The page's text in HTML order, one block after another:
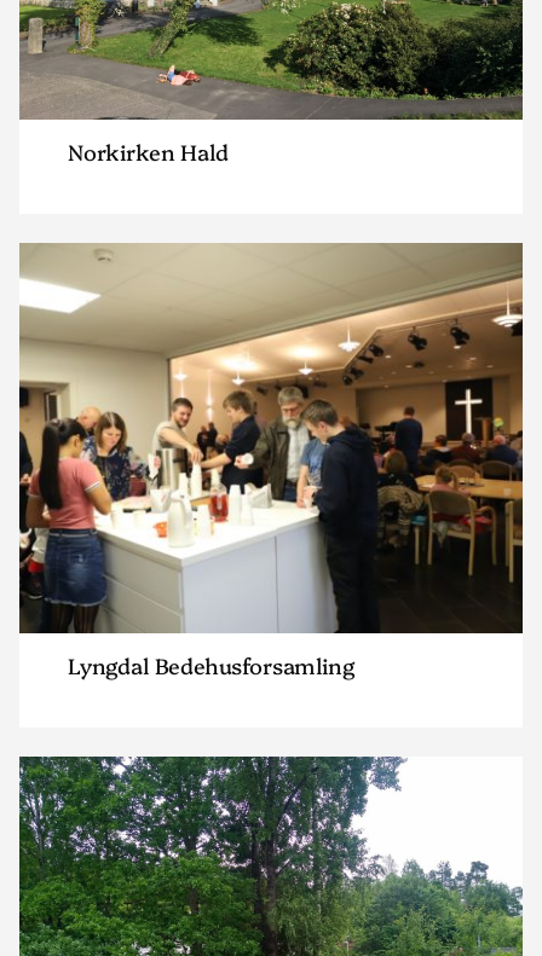
Norkirken Hald
Lyngdal Bedehusforsamling
"Lyngdal
Bedehusforsamling"
Read
article
"IMI
Arendal"